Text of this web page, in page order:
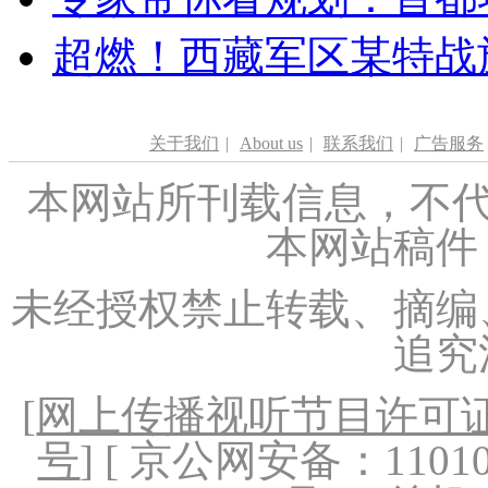
超燃！西藏军区某特
关于我们 | About us | 联系我们 | 广告服务
本网站所刊载信息，不
本网站稿
未经授权禁止转载、摘
追
[网上传播视听节目许可
号] [ 京公网安备：